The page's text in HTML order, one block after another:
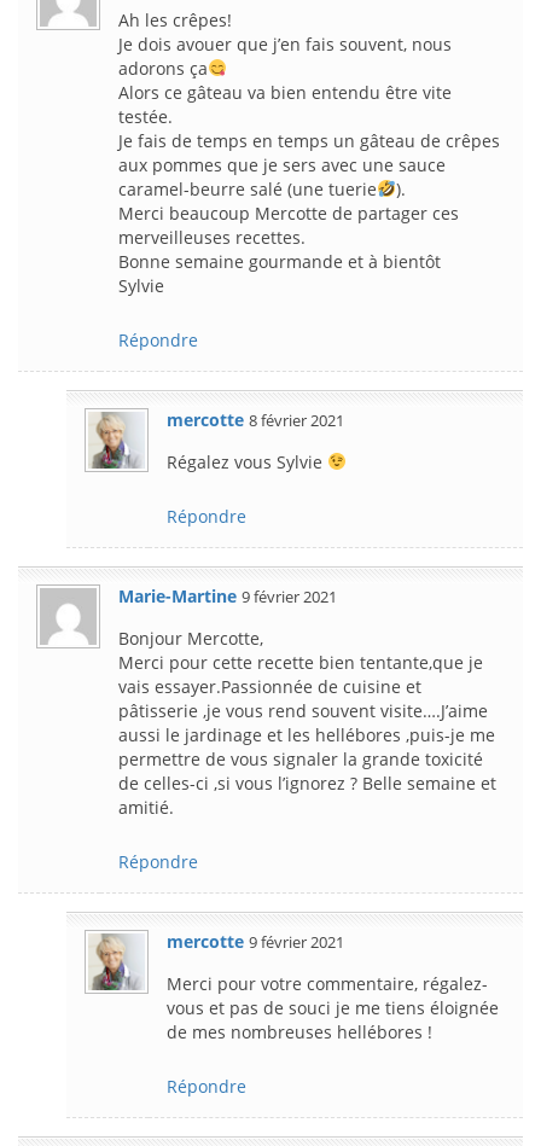
Ah les crêpes!
Je dois avouer que j’en fais souvent, nous
adorons ça
Alors ce gâteau va bien entendu être vite
testée.
Je fais de temps en temps un gâteau de crêpes
aux pommes que je sers avec une sauce
caramel-beurre salé (une tuerie
).
Merci beaucoup Mercotte de partager ces
merveilleuses recettes.
Bonne semaine gourmande et à bientôt
Sylvie
Répondre
mercotte 8 février 2021
Régalez vous Sylvie
Répondre
Marie-Martine 9 février 2021
Bonjour Mercotte,
Merci pour cette recette bien tentante,que je
vais essayer.Passionnée de cuisine et
pâtisserie ,je vous rend souvent visite….J’aime
aussi le jardinage et les hellébores ,puis-je me
permettre de vous signaler la grande toxicité
de celles-ci ,si vous l’ignorez ? Belle semaine et
amitié.
Répondre
mercotte 9 février 2021
Merci pour votre commentaire, régalez-
vous et pas de souci je me tiens éloignée
de mes nombreuses hellébores !
Répondre